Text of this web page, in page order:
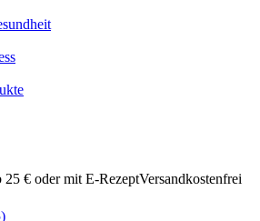
25 € oder mit E-RezeptVersandkostenfrei